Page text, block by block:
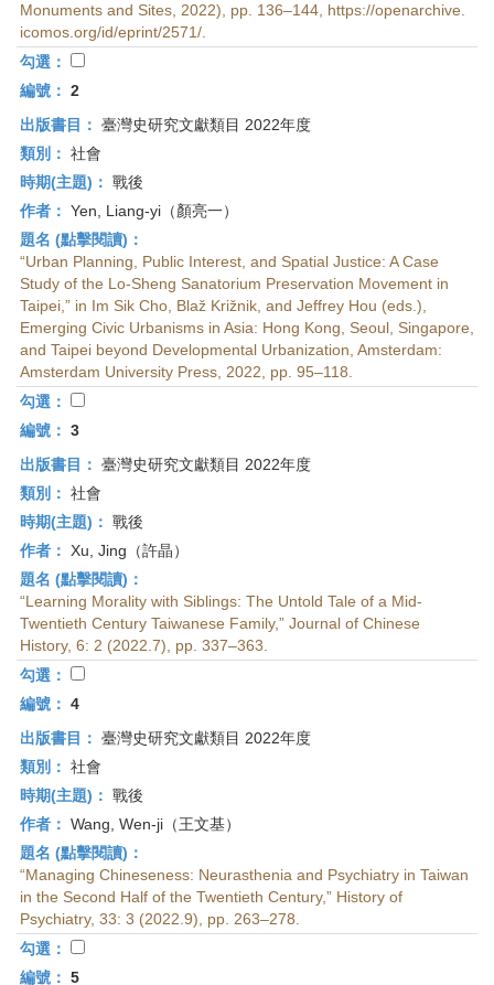
Monuments and Sites, 2022), pp. 136–144, https://openarchive.
icomos.org/id/eprint/2571/.
勾選：
編號： 2
出版書目： 臺灣史研究文獻類目 2022年度
類別： 社會
時期(主題)： 戰後
作者： Yen, Liang-yi（顏亮一）
題名 (點擊閱讀)：
“Urban Planning, Public Interest, and Spatial Justice: A Case
Study of the Lo-Sheng Sanatorium Preservation Movement in
Taipei,” in Im Sik Cho, Blaž Križnik, and Jeffrey Hou (eds.),
Emerging Civic Urbanisms in Asia: Hong Kong, Seoul, Singapore,
and Taipei beyond Developmental Urbanization, Amsterdam:
Amsterdam University Press, 2022, pp. 95–118.
勾選：
編號： 3
出版書目： 臺灣史研究文獻類目 2022年度
類別： 社會
時期(主題)： 戰後
作者： Xu, Jing（許晶）
題名 (點擊閱讀)：
“Learning Morality with Siblings: The Untold Tale of a Mid-
Twentieth Century Taiwanese Family,” Journal of Chinese
History, 6: 2 (2022.7), pp. 337–363.
勾選：
編號： 4
出版書目： 臺灣史研究文獻類目 2022年度
類別： 社會
時期(主題)： 戰後
作者： Wang, Wen-ji（王文基）
題名 (點擊閱讀)：
“Managing Chineseness: Neurasthenia and Psychiatry in Taiwan
in the Second Half of the Twentieth Century,” History of
Psychiatry, 33: 3 (2022.9), pp. 263–278.
勾選：
編號： 5